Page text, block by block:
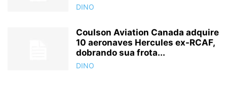
DINO
Coulson Aviation Canada adquire
10 aeronaves Hercules ex-RCAF,
dobrando sua frota...
DINO